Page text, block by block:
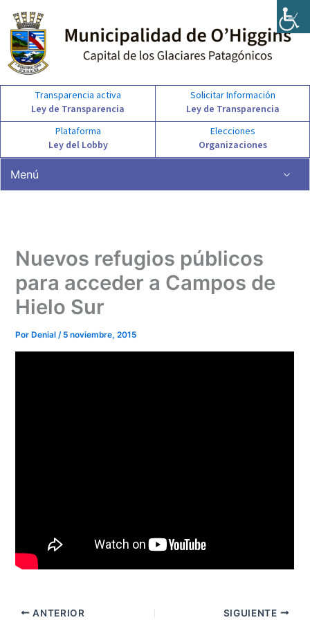
contenido
Transparencia activa
Ley de Transparencia
Solicitar Información
Ley de Transparencia
Plataforma
Ley del Lobby
Elecciones
Organizaciones
Menú
Nuevos refugios públicos
para acceder a Campos de
Hielo Sur
Por Denial/ 5 noviembre, 2015
ANTERIOR SIGUIENTE